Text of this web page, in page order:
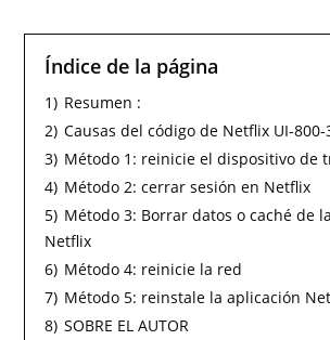
Índice de la página
1) Resumen :
2) Causas del código de Netflix UI-800-
3) Método 1: reinicie el dispositivo de
4) Método 2: cerrar sesión en Netflix
5) Método 3: Borrar datos o caché de
Netflix
6) Método 4: reinicie la red
7) Método 5: reinstale la aplicación
8) SOBRE EL AUTOR